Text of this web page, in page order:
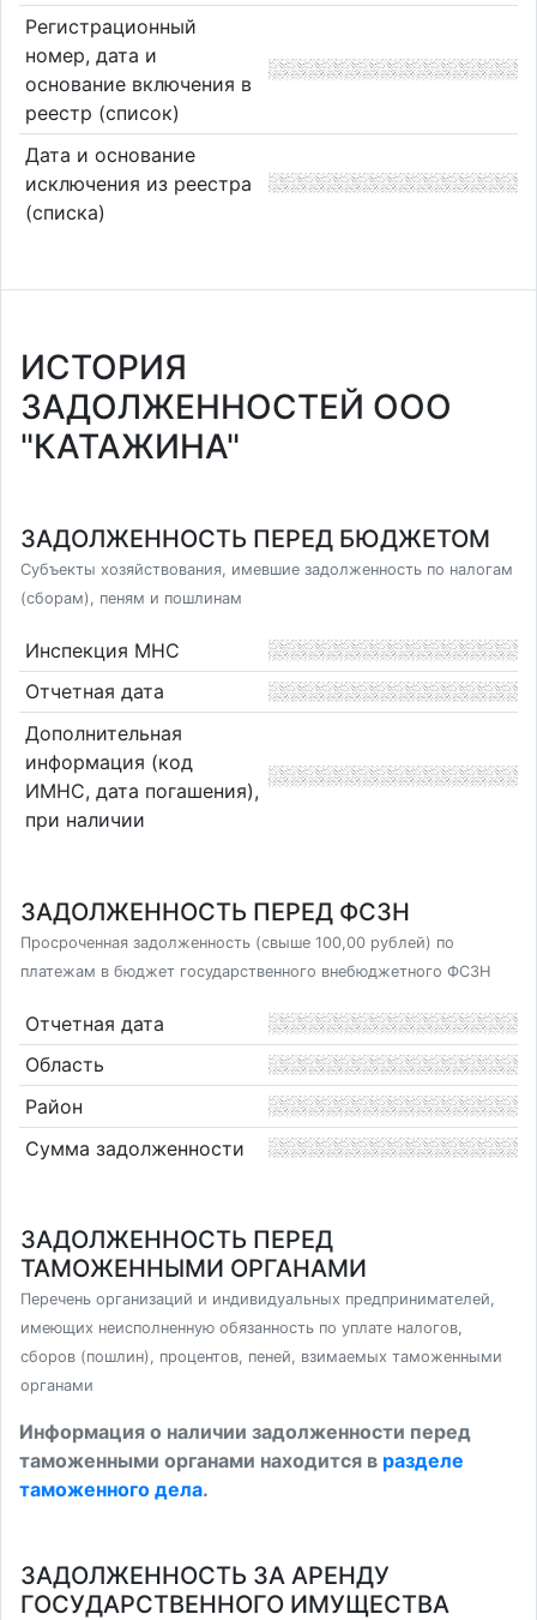
Регистрационный
номер, дата и
основание включения в
реестр (список)
Дата и основание
исключения из реестра
(списка)
ИСТОРИЯ
ЗАДОЛЖЕННОСТЕЙ ООО
"КАТАЖИНА"
ЗАДОЛЖЕННОСТЬ ПЕРЕД БЮДЖЕТОМ
Субъекты хозяйствования, имевшие задолженность по налогам
(сборам), пеням и пошлинам
Инспекция МНС
Отчетная дата
Дополнительная
информация (код
ИМНС, дата погашения),
при наличии
ЗАДОЛЖЕННОСТЬ ПЕРЕД ФСЗН
Просроченная задолженность (свыше 100,00 рублей) по
платежам в бюджет государственного внебюджетного ФСЗН
Отчетная дата
Область
Район
Сумма задолженности
ЗАДОЛЖЕННОСТЬ ПЕРЕД
ТАМОЖЕННЫМИ ОРГАНАМИ
Перечень организаций и индивидуальных предпринимателей,
имеющих неисполненную обязанность по уплате налогов,
сборов (пошлин), процентов, пеней, взимаемых таможенными
органами
Информация о наличии задолженности перед
таможенными органами находится в разделе
таможенного дела.
ЗАДОЛЖЕННОСТЬ ЗА АРЕНДУ
ГОСУДАРСТВЕННОГО ИМУЩЕСТВА